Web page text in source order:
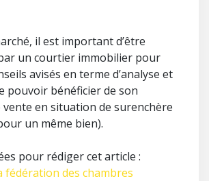
il est important d’être
un courtier immobilier pour
avisés en terme d’analyse et
pouvoir bénéficier de son
vente en situation de surenchère
un même bien).
pour rédiger cet article :
fédération des chambres